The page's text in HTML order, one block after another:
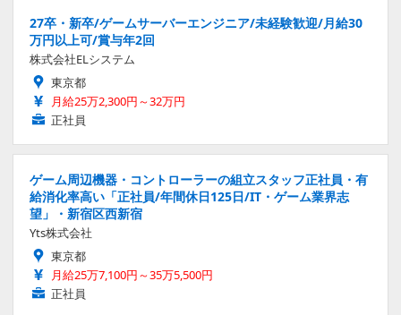
27卒・新卒/ゲームサーバーエンジニア/未経験歓迎/月給30
万円以上可/賞与年2回
株式会社ELシステム
東京都
月給25万2,300円～32万円
正社員
ゲーム周辺機器・コントローラーの組立スタッフ正社員・有
給消化率高い「正社員/年間休日125日/IT・ゲーム業界志
望」・新宿区西新宿
Yts株式会社
東京都
月給25万7,100円～35万5,500円
正社員